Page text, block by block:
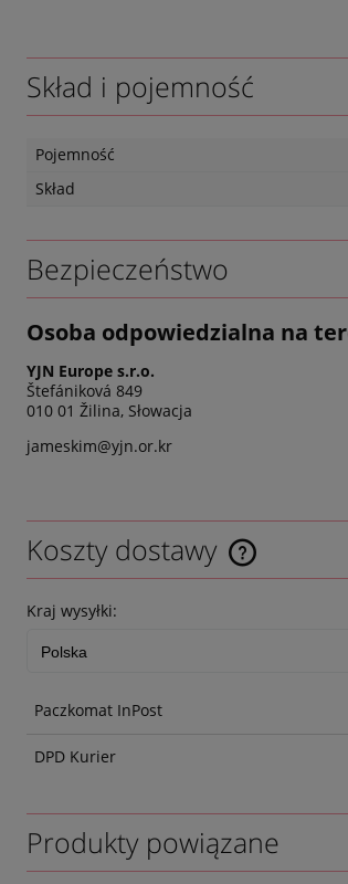
Skład i pojemność
Pojemność
Skład
Bezpieczeństwo
Osoba odpowiedzialna na
YJN Europe s.r.o.
Štefániková 849
010 01 Žilina, Słowacja
jameskim@yjn.or.kr
Koszty dostawy
Kraj wysyłki:
Paczkomat InPost
DPD Kurier
Produkty powiązane